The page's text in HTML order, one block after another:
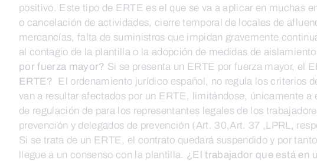
positivo. Este tipo de ERTE es el que se va a aplicar en muchas
o cancelación de actividades, cierre temporal de locales de
mercancías, falta de suministros que impidan gravemente
al contagio de la plantilla o la adopción de medidas de
por fuerza mayor? Si se presenta un ERTE por fuerza mayor, el
ERTE? El ordenamiento jurídico español, no regula los criterios
van a resultar afectados por un ERTE, limitándose, únicamente
de regulación de para los representantes legales de los
prevención y delegados de prevención (Art. 30,Art. 37 ,LPRL,
Si se trata de un ERTE, el contrato quedará suspendido y por
llegue a un consenso con la plantilla. ¿El trabajador que está en